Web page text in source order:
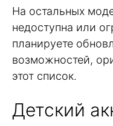
На остальных
недоступна или
планируете
возможностей,
этот список.
Детский